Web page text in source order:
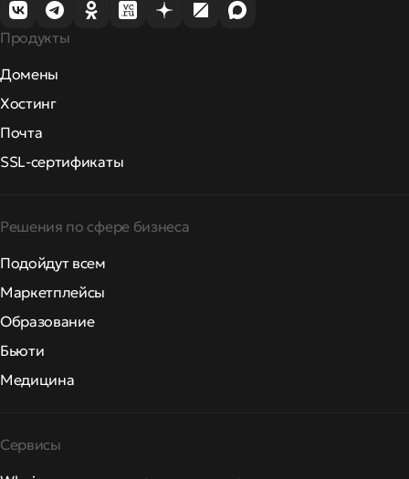
Продукты
Домены
Хостинг
Почта
SSL-сертификаты
Решения по сфере бизнеса
Подойдут всем
Маркетплейсы
Образование
Бьюти
Медицина
Сервисы